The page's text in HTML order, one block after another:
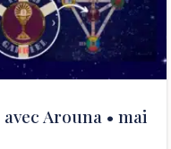
Arouna • mai